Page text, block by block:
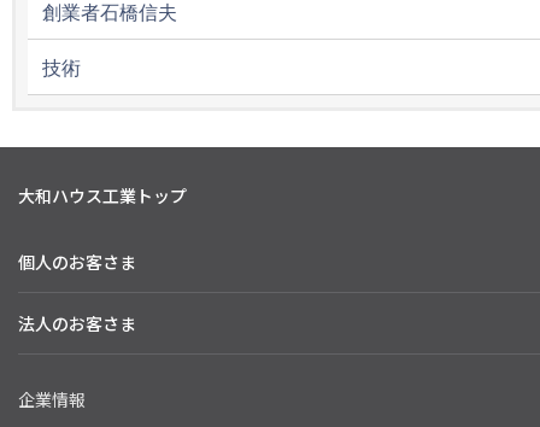
創業者石橋信夫
技術
大和ハウス工業トップ
個人のお客さま
法人のお客さま
企業情報